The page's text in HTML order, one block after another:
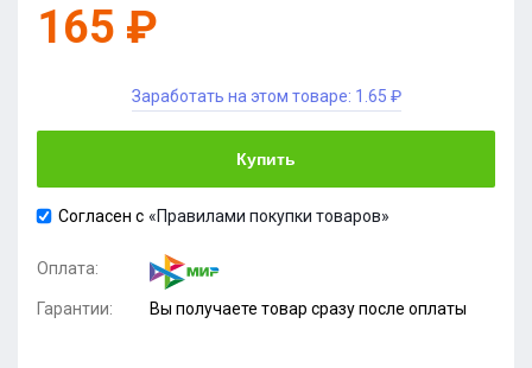
165 ₽
Заработать на этом товаре: 1.65 ₽
Купить
Согласен с «Правилами покупки товаров»
Оплата:
Гарантии: Вы получаете товар сразу после оплаты